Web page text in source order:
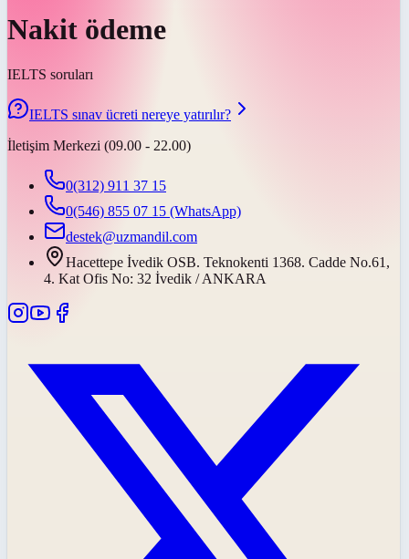
Nakit ödeme
IELTS soruları
IELTS sınav ücreti nereye yatırılır?
İletişim Merkezi (09.00 - 22.00)
0(312) 911 37 15
0(546) 855 07 15 (WhatsApp)
destek@uzmandil.com
Hacettepe İvedik OSB. Teknokenti 1368. Cadde No.61,
4. Kat Ofis No: 32 İvedik / ANKARA